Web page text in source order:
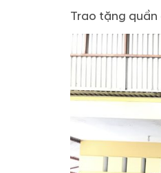
Trao tặng